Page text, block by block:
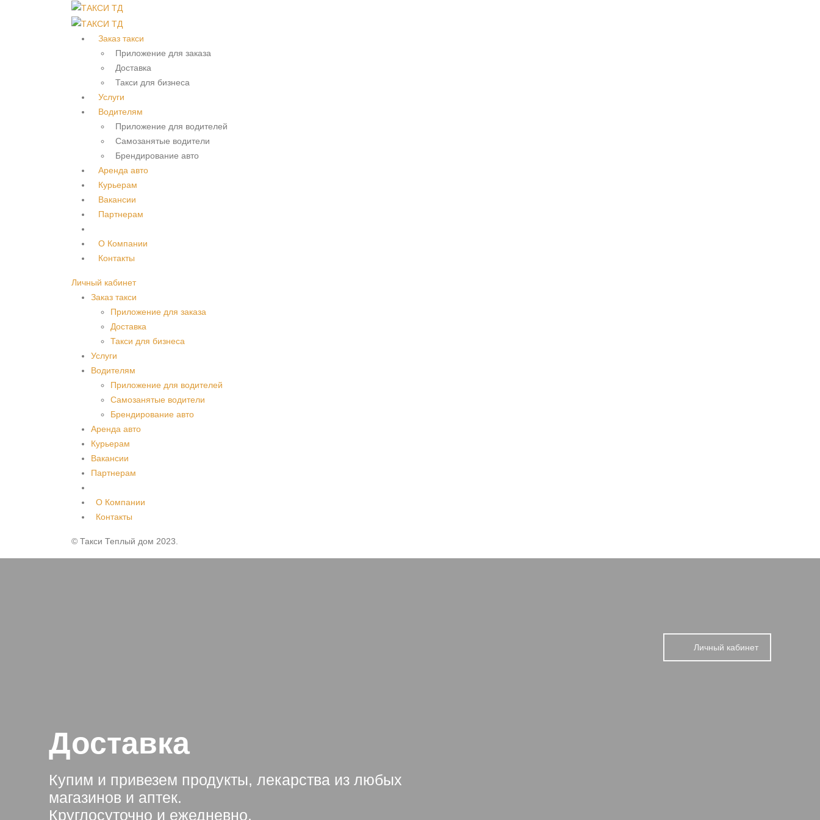
Заказ такси
Приложение для заказа
Доставка
Такси для бизнеса
Услуги
Водителям
Приложение для водителей
Самозанятые водители
Брендирование авто
Аренда авто
Курьерам
Вакансии
Партнерам
О Компании
Контакты
Личный кабинет
Заказ такси
Приложение для заказа
Доставка
Такси для бизнеса
Услуги
Водителям
Приложение для водителей
Самозанятые водители
Брендирование авто
Аренда авто
Курьерам
Вакансии
Партнерам
О Компании
Контакты
© Такси Теплый дом 2023.
Доставка
Купим и привезем продукты, лекарства из любых
магазинов и аптек.
Круглосуточно и ежедневно.
Личный кабинет